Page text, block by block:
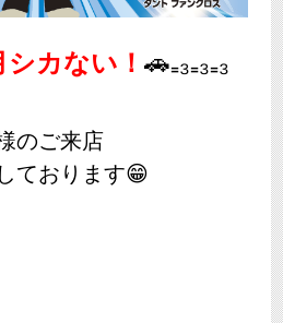
カない！ 🚗₌₃₌₃₌₃
のご来店
ております😁